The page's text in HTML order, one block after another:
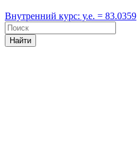
Внутренний курс: у.е. = 83.0359
Найти